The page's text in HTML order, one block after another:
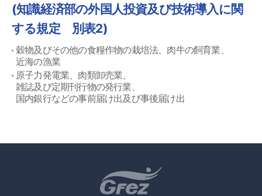
(知識経済部の外国人投資及び技術導入に関
する規定 別表2)
穀物及びその他の食糧作物の栽培法、肉牛の飼育業、
近海の漁業
原子力発電業、肉類卸売業、
雑誌及び定期刊行物の発行業、
国内銀行などの事前届け出及び事後届け出